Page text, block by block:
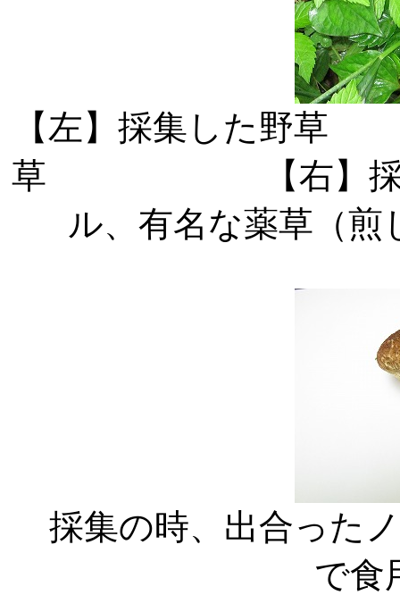
【左】採集した
草 【右】採集の
ル、有名な薬草（
採集の時、出合った
で食